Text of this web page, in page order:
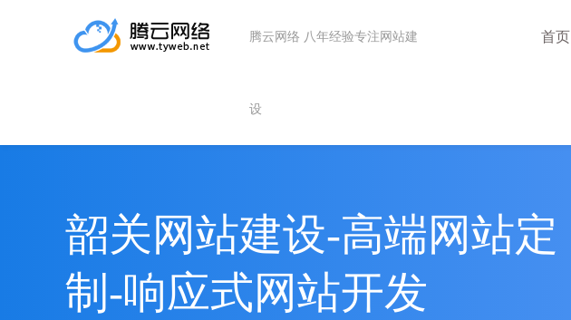
腾云网络 八年经验专注网站建
设
首页
韶关网站建设-高端网站定
制-响应式网站开发